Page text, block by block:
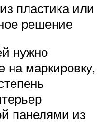
пластика или
решение
нужно
на маркировку,
панелями из